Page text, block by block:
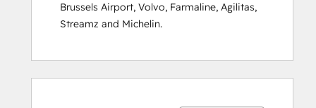
Content
Tools
HubSpot
Brussels Airport, Volvo, Farmaline, Agilitas,
Streamz and Michelin.